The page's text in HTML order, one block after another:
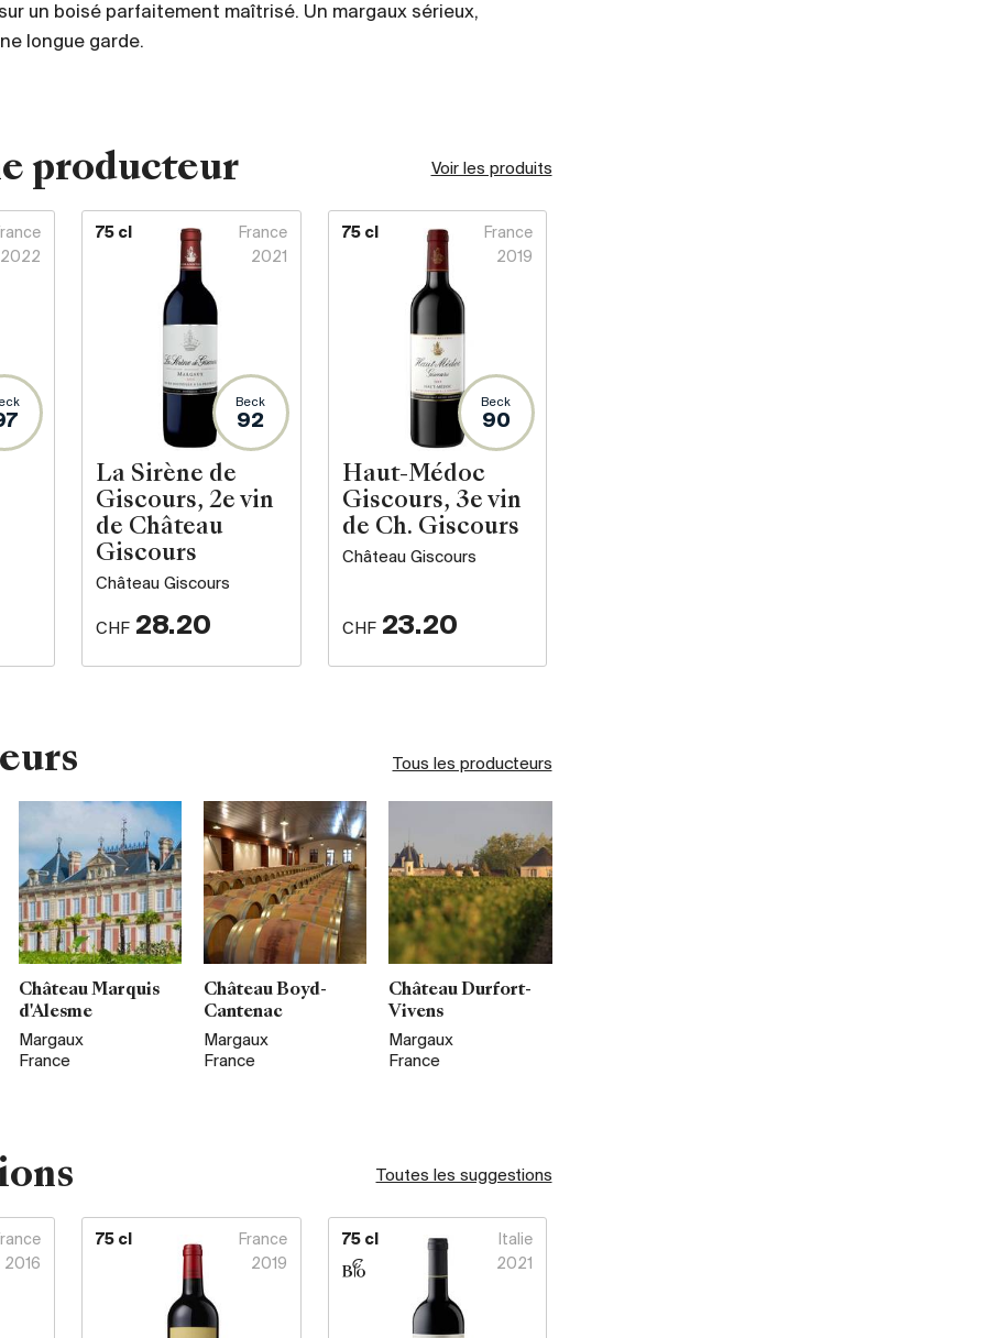
un boisé parfaitement maîtrisé. Un margaux sérieux,
longue garde.
producteur Voir les produits
2022
75 cl
France
2021
Beck
92
La Sirène de
Giscours, 2e vin
de Château
Giscours
Château Giscours
CHF 28.20
75 cl
France
2019
Beck
90
Haut-Médoc
Giscours, 3e vin
de Ch. Giscours
Château Giscours
CHF 23.20
Tous les producteurs
Château Marquis
d'Alesme
Margaux
France
Château Boyd-
Cantenac
Margaux
France
Château Durfort-
Vivens
Margaux
France
Toutes les suggestions
2016
75 cl
France
2019
75 cl
Italie
2021